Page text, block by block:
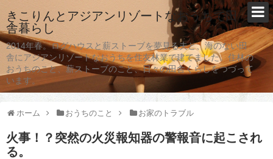
きこりんとアジアンリゾートなおうちで田
舎暮らし
2014年春。ログハウスと薪ストーブを夢見る夫と、海のない田
舎にアジアンリゾートなおうちを住友林業で建てました。住林の
おうちのこと、薪ストーブのこと、日々の田舎くらしをつづって
います。
ホーム おうちのこと お家のトラブル
火事！？突然の火災報知器の警報音に起こされ
る。